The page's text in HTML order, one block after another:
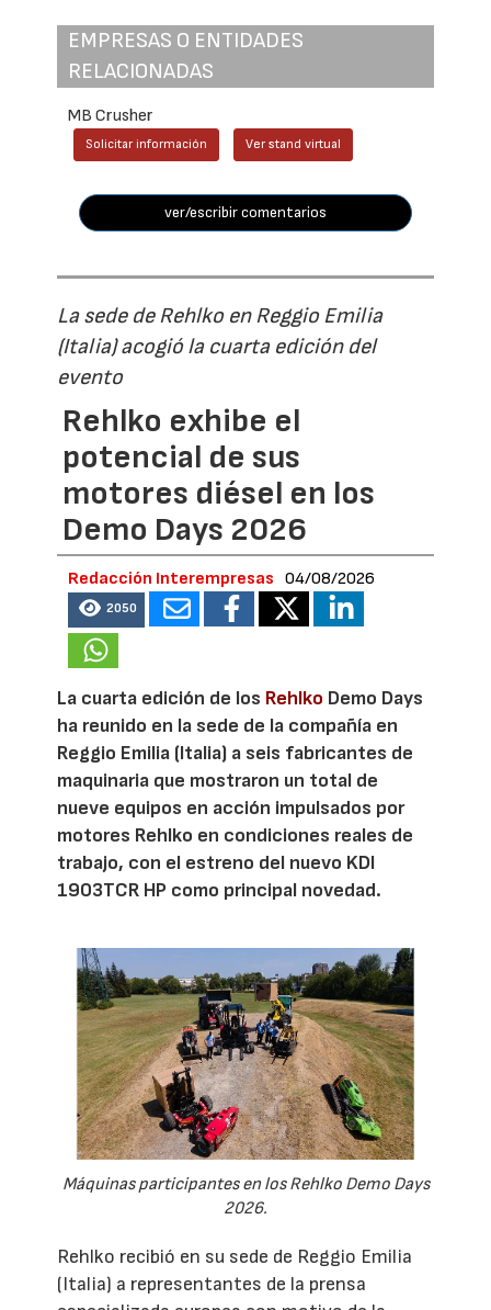
EMPRESAS O ENTIDADES
RELACIONADAS
MB Crusher
Solicitar información Ver stand virtual
ver/escribir comentarios
La sede de Rehlko en Reggio Emilia
(Italia) acogió la cuarta edición del
evento
Rehlko exhibe el
potencial de sus
motores diésel en los
Demo Days 2026
Redacción Interempresas 04/08/2026
2050
La cuarta edición de los Rehlko Demo Days
ha reunido en la sede de la compañía en
Reggio Emilia (Italia) a seis fabricantes de
maquinaria que mostraron un total de
nueve equipos en acción impulsados por
motores Rehlko en condiciones reales de
trabajo, con el estreno del nuevo KDI
1903TCR HP como principal novedad.
Máquinas participantes en los Rehlko Demo Days
2026.
Rehlko recibió en su sede de Reggio Emilia
(Italia) a representantes de la prensa